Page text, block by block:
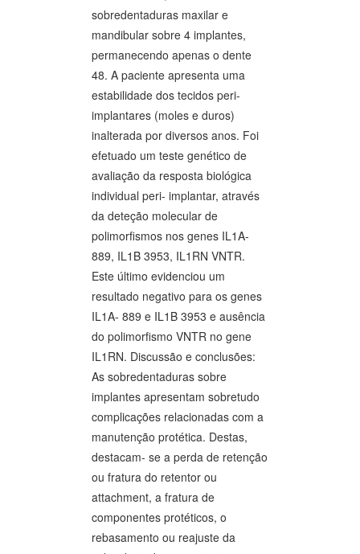
sobredentaduras maxilar e
mandibular sobre 4 implantes,
permanecendo apenas o dente
48. A paciente apresenta uma
estabilidade dos tecidos peri-
implantares (moles e duros)
inalterada por diversos anos. Foi
efetuado um teste genético de
avaliação da resposta biológica
individual peri- implantar, através
da deteção molecular de
polimorfismos nos genes IL1A-
889, IL1B 3953, IL1RN VNTR.
Este último evidenciou um
resultado negativo para os genes
IL1A- 889 e IL1B 3953 e ausência
do polimorfismo VNTR no gene
IL1RN. Discussão e conclusões:
As sobredentaduras sobre
implantes apresentam sobretudo
complicações relacionadas com a
manutenção protética. Destas,
destacam- se a perda de retenção
ou fratura do retentor ou
attachment, a fratura de
componentes protéticos, o
rebasamento ou reajuste da